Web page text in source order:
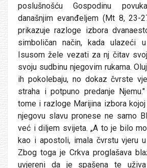
poslušnošću Gospodinu
današnjim evanđeljem (Mt 8, 23-
prikazuje razloge izbora
simboličan način, kada ulazeći
Isusom žele vezati za nj čitav
svoju sudbinu njegovim rukama.
ih pokolebaju, no dokaz čvrste
straha i potpuno predanje
tome i razloge Marijina izbora
njegovu slavu pronese ne samo
već i diljem svijeta. „A to je bilo
kao i apostoli, imala čvrstu vjeru
Zbog toga je Crkva proglašava
uvjereni da je spašena te